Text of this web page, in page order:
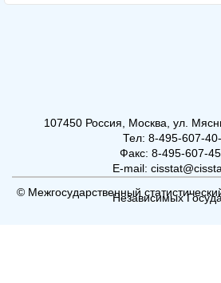
107450 Россия, Москва, ул.
Тел: 8-495-607-
Факс: 8-495-607-
E-mail:
© МежгосударственныйНезависимых